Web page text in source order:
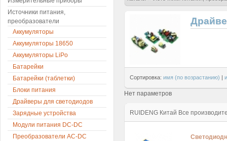
Сортировка: имя (по возрастанию) |
Нет параметров
RUIDENG Китай Все
Источники питания,
преобразователи
Аккумуляторы
Аккумуляторы 18650
Аккумуляторы LiPo
Батарейки
Батарейки (таблетки)
Блоки питания
Драйверы для светодиодов
Зарядные устройства
Модули питания DC-DC
Преобразователи AC-DC